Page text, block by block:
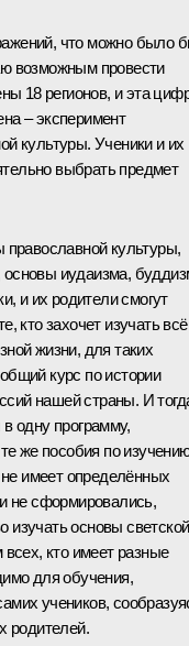
что можно было
возможным провести
18 регионов, и эта
– эксперимент
культуры. Ученики и их
выбрать предмет
православной культуры,
иудаизма,
и их родители смогут
кто захочет изучать всё
жизни, для таких
курс по истории
нашей страны. И
одну программу,
же пособия по
имеет определённых
не сформировались,
изучать основы светской
кто имеет разные
для обучения,
учеников,
родителей.